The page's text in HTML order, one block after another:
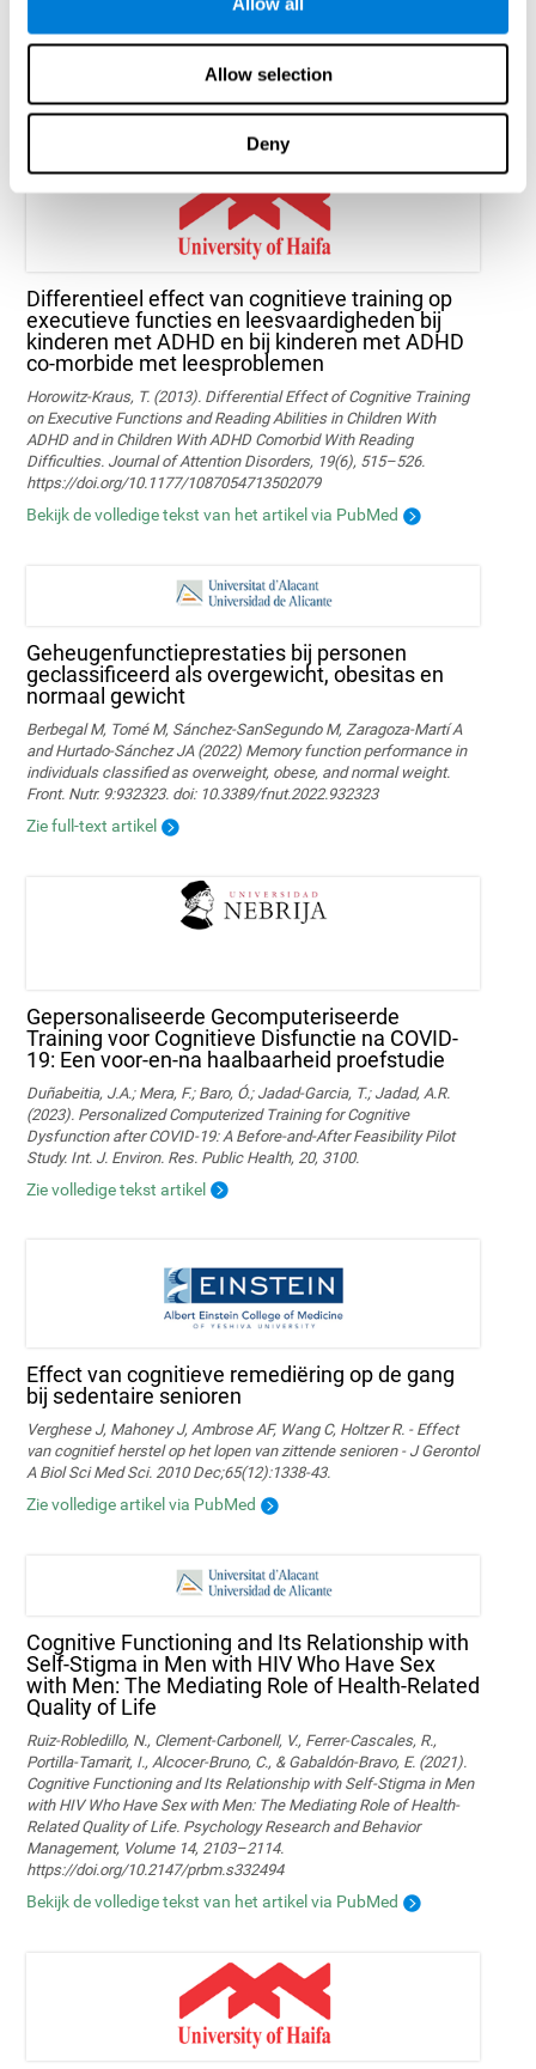
Allow selection
Deny
Marusic, U., Verghese, J., & Mahoney, J. R. (2022). Does Cognitive
Activation? Frontiers in Aging Neuroscience, 14.
Bekijk de volledige tekst van het artikel
Differentieel effect van cognitieve training op
executieve functies en leesvaardigheden bij
kinderen met ADHD en bij kinderen met ADHD
co-morbide met leesproblemen
Horowitz-Kraus, T. (2013). Differential Effect of Cognitive Training
on Executive Functions and Reading Abilities in Children With
ADHD and in Children With ADHD Comorbid With Reading
Difficulties. Journal of Attention Disorders, 19(6), 515–526.
https://doi.org/10.1177/1087054713502079
Bekijk de volledige tekst van het artikel via PubMed
Geheugenfunctieprestaties bij personen
geclassificeerd als overgewicht, obesitas en
normaal gewicht
Berbegal M, Tomé M, Sánchez-SanSegundo M, Zaragoza-Martí A
and Hurtado-Sánchez JA (2022) Memory function performance in
individuals classified as overweight, obese, and normal weight.
Front. Nutr. 9:932323. doi: 10.3389/fnut.2022.932323
Zie full-text artikel
Gepersonaliseerde Gecomputeriseerde
Training voor Cognitieve Disfunctie na COVID-
19: Een voor-en-na haalbaarheid proefstudie
Duñabeitia, J.A.; Mera, F.; Baro, Ó.; Jadad-Garcia, T.; Jadad, A.R.
(2023). Personalized Computerized Training for Cognitive
Dysfunction after COVID-19: A Before-and-After Feasibility Pilot
Study. Int. J. Environ. Res. Public Health, 20, 3100.
Zie volledige tekst artikel
Effect van cognitieve remediëring op de gang
bij sedentaire senioren
Verghese J, Mahoney J, Ambrose AF, Wang C, Holtzer R. - Effect
van cognitief herstel op het lopen van zittende senioren - J Gerontol
A Biol Sci Med Sci. 2010 Dec;65(12):1338-43.
Zie volledige artikel via PubMed
Cognitive Functioning and Its Relationship with
Self-Stigma in Men with HIV Who Have Sex
with Men: The Mediating Role of Health-Related
Quality of Life
Ruiz-Robledillo, N., Clement-Carbonell, V., Ferrer-Cascales, R.,
Portilla-Tamarit, I., Alcocer-Bruno, C., & Gabaldón-Bravo, E. (2021).
Cognitive Functioning and Its Relationship with Self-Stigma in Men
with HIV Who Have Sex with Men: The Mediating Role of Health-
Related Quality of Life. Psychology Research and Behavior
Management, Volume 14, 2103–2114.
https://doi.org/10.2147/prbm.s332494
Bekijk de volledige tekst van het artikel via PubMed